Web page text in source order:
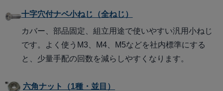
十字穴付ナベ小ねじ（全ねじ）
カバー、部品固定、組立用途で使いやすい汎用小ねじ
です。よく使うM3、M4、M5などを社内標準にする
と、少量手配の回数を減らしやすくなります。
六角ナット（1種・並目）